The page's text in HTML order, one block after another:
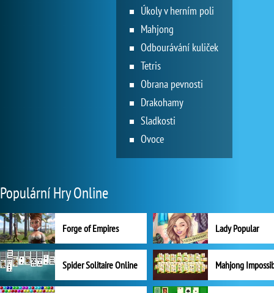
Úkoly v herním poli
Mahjong
Odbourávání kuliček
Tetris
Obrana pevnosti
Drakohamy
Sladkosti
Ovoce
Populární Hry Online
Forge of Empires Lady Popular
Spider Solitaire Online Mahjong